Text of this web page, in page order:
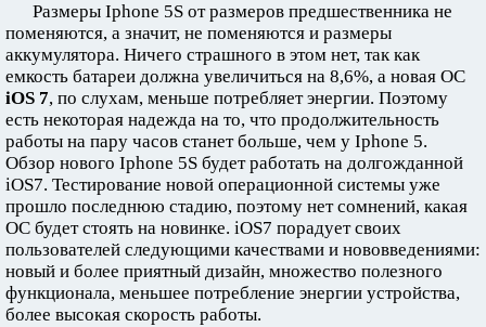
Размеры Iphone 5S от размеров предшественника не
поменяются, а значит, не поменяются и размеры
аккумулятора. Ничего страшного в этом нет, так как
емкость батареи должна увеличиться на 8,6%, а новая ОС
iOS 7, по слухам, меньше потребляет энергии. Поэтому
есть некоторая надежда на то, что продолжительность
работы на пару часов станет больше, чем у Iphone 5.
Обзор нового Iphone 5S будет работать на долгожданной
iOS7. Тестирование новой операционной системы уже
прошло последнюю стадию, поэтому нет сомнений, какая
ОС будет стоять на новинке. iOS7 порадует своих
пользователей следующими качествами и нововведениями:
новый и более приятный дизайн, множество полезного
функционала, меньшее потребление энергии устройства,
более высокая скорость работы.